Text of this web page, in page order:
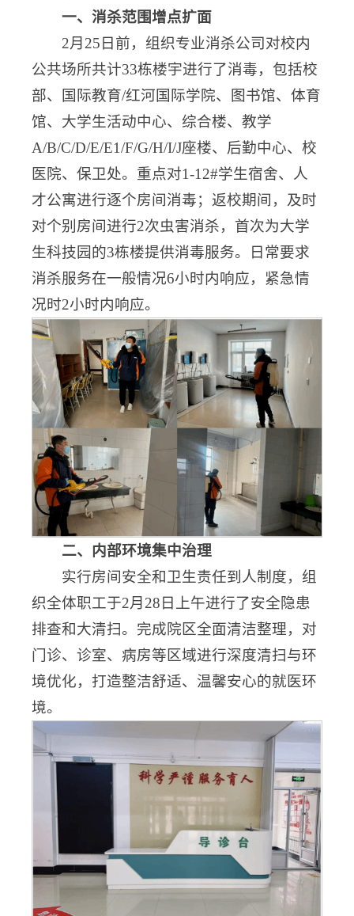
一、消杀范围增点扩面
2月25日前，组织专业消杀公司对校内
公共场所共计33栋楼宇进行了消毒，包括校
部、国际教育/红河国际学院、图书馆、体育
馆、大学生活动中心、综合楼、教学
A/B/C/D/E/E1/F/G/H/I/J座楼、后勤中心、校
医院、保卫处。重点对1-12#学生宿舍、人
才公寓进行逐个房间消毒；返校期间，及时
对个别房间进行2次虫害消杀，首次为大学
生科技园的3栋楼提供消毒服务。日常要求
消杀服务在一般情况6小时内响应，紧急情
况时2小时内响应。
二、 内部环境集中治理
实行房间安全和卫生责任到人制度，组
织全体职工于2月28日上午进行了安全隐患
排查和大清扫。完成院区全面清洁整理，对
门诊、诊室、病房等区域进行深度清扫与环
境优化，打造整洁舒适、温馨安心的就医环
境。